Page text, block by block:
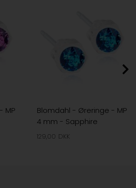
MP
Blomdahl - Øreringe - MP
4 mm - Sapphire
129,00 DKK